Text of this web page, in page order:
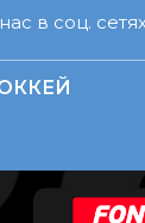
в соц.